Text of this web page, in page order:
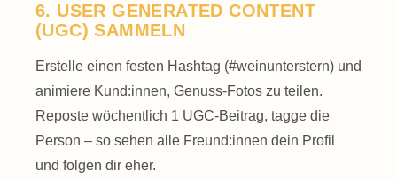
6. USER GENERATED CONTENT
(UGC) SAMMELN
Erstelle einen festen Hashtag (#weinunterstern) und
animiere Kund:innen, Genuss-Fotos zu teilen.
Reposte wöchentlich 1 UGC-Beitrag, tagge die
Person – so sehen alle Freund:innen dein Profil
und folgen dir eher.